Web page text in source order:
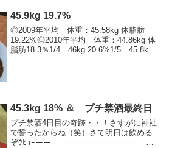
ハ...
45.9kg 19.7%
◎2009年平均 体重：45.58kg 体脂肪
19.22%◎2010年平均 体重：44.86kg 体
脂肪18.3％1/4 46kg 20.6%1/5 45.8kg
45.3kg 18% ＆ プチ禁酒最終日
プチ禁酒4日目の奇跡・・！さすがに神社
で誓ったからね（笑）さて明日は飲める
ぞｳﾋｮｰーー---------------------------------------■